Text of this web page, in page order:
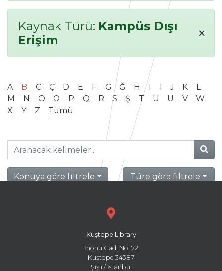
Kaynak Türü: Kampüs Dışı
Erişim
×
A B C Ç D E F G Ğ H I İ J K
L
M
N O Ö P Q R S Ş T U Ü V
W
X
Y Z Tümü
Konuya göre filtrele Türe göre filtrele
Kuştepe Library
İnönü Cad. No: 72
Kuştepe 34387
Şişli / İstanbul